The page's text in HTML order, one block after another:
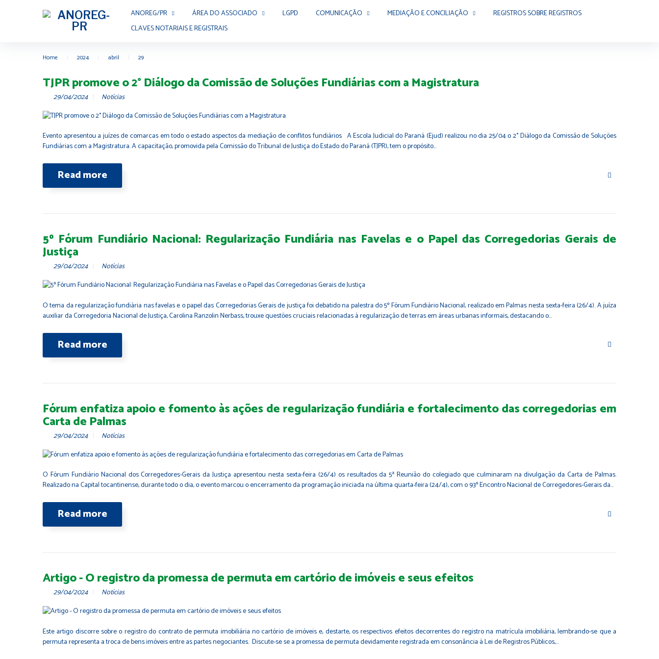
ANOREG/PR ÁREA DO ASSOCIADO LGPD COMUNICAÇÃO MEDIAÇÃO E CONCILIAÇÃO
REGISTROS SOBRE REGISTROS
CLAVES NOTARIAIS E REGISTRAIS
Home 2024 abril 29
TJPR promove o 2° Diálogo da Comissão de Soluções Fundiárias com a Magistratura
29/04/2024 Notícias
Evento apresentou a juízes de comarcas em todo o estado aspectos da mediação de conflitos fundiários A Escola Judicial do Paraná (Ejud) realizou no dia 25/04 o 2° Diálogo da Comissão de Soluções
Fundiárias com a Magistratura. A capacitação, promovida pela Comissão do Tribunal de Justiça do Estado do Paraná (TJPR), tem o propósito…
Read more
5º Fórum Fundiário Nacional: Regularização Fundiária nas Favelas e o Papel das Corregedorias Gerais de
Justiça
29/04/2024 Notícias
O tema da regularização fundiária nas favelas e o papel das Corregedorias Gerais de justiça foi debatido na palestra do 5º Fórum Fundiário Nacional, realizado em Palmas nesta sexta-feira (26/4). A juíza
auxiliar da Corregedoria Nacional de Justiça, Carolina Ranzolin Nerbass, trouxe questões cruciais relacionadas à regularização de terras em áreas urbanas informais, destacando o…
Read more
Fórum enfatiza apoio e fomento às ações de regularização fundiária e fortalecimento das corregedorias em
Carta de Palmas
29/04/2024 Notícias
O Fórum Fundiário Nacional dos Corregedores-Gerais da Justiça apresentou nesta sexta-feira (26/4) os resultados da 5ª Reunião do colegiado que culminaram na divulgação da Carta de Palmas.
Realizado na Capital tocantinense, durante todo o dia, o evento marcou o encerramento da programação iniciada na última quarta-feira (24/4), com o 93º Encontro Nacional de Corregedores-Gerais da…
Read more
Artigo - O registro da promessa de permuta em cartório de imóveis e seus efeitos
29/04/2024 Notícias
Este artigo discorre sobre o registro do contrato de permuta imobiliária no cartório de imóveis e, destarte, os respectivos efeitos decorrentes do registro na matrícula imobiliária, lembrando-se que a
permuta representa a troca de bens imóveis entre as partes negociantes. Discute-se se a promessa de permuta devidamente registrada em consonância à Lei de Registros Públicos,…